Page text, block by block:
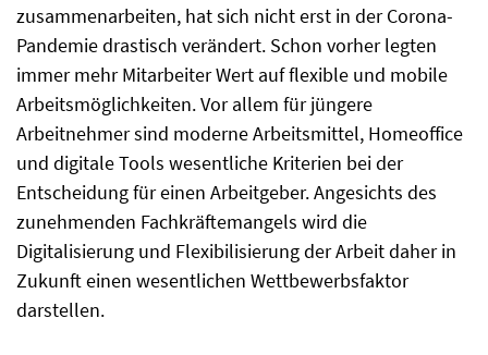
zusammenarbeiten, hat sich nicht erst in der Corona-
Pandemie drastisch verändert. Schon vorher legten
immer mehr Mitarbeiter Wert auf flexible und mobile
Arbeitsmöglichkeiten. Vor allem für jüngere
Arbeitnehmer sind moderne Arbeitsmittel, Homeoffice
und digitale Tools wesentliche Kriterien bei der
Entscheidung für einen Arbeitgeber. Angesichts des
zunehmenden Fachkräftemangels wird die
Digitalisierung und Flexibilisierung der Arbeit daher in
Zukunft einen wesentlichen Wettbewerbsfaktor
darstellen.